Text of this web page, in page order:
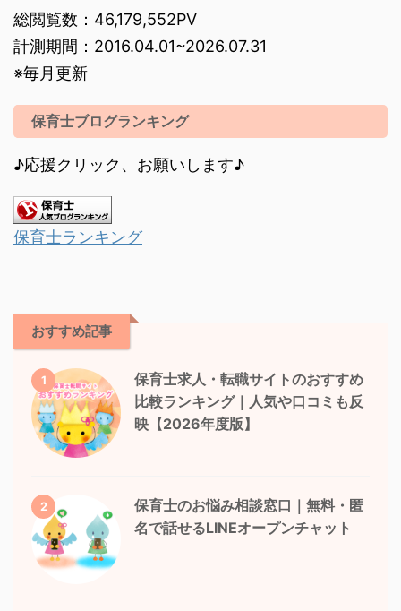
総閲覧数：46,179,552PV
計測期間：2016.04.01~2026.07.31
※毎月更新
保育士ブログランキング
♪応援クリック、お願いします♪
保育士ランキング
おすすめ記事
1
保育士求人・転職サイトのおすすめ
比較ランキング｜人気や口コミも反
映【2026年度版】
2
保育士のお悩み相談窓口｜無料・匿
名で話せるLINEオープンチャット